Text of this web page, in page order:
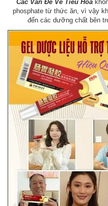
Các Vấn Đề Về Tiêu Hóa
phosphate từ thức ăn, vì vậy
đến các dưỡng chất bên